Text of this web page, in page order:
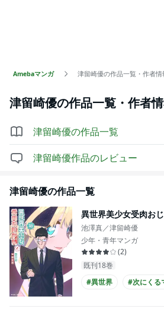
Amebaマンガ 津留崎優の作品一覧・作者情
津留崎優の作品一覧・作者
津留崎優の作品一覧
津留崎優作品のレビュー
津留崎優の作品一覧
異世界美少女受肉お
池澤真／津留崎優
少年・青年マンガ
(2)
既刊18巻
#異世界
#次にくる